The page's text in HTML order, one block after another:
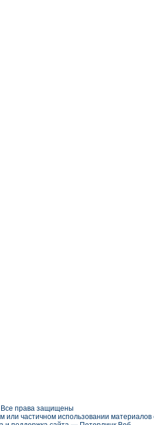
Все права защищены
или частичном использовании